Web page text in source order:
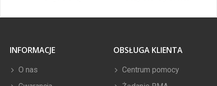
INFORMACJE
O nas
OBSŁUGA KLIENTA
Centrum pomocy